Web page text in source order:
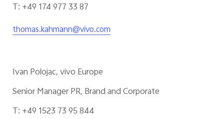
T: +49 174 977 33 87
thomas.kahmann@vivo.com
Ivan Polojac, vivo Europe
Senior Manager PR, Brand and Corporate
T: +49 1523 73 95 844